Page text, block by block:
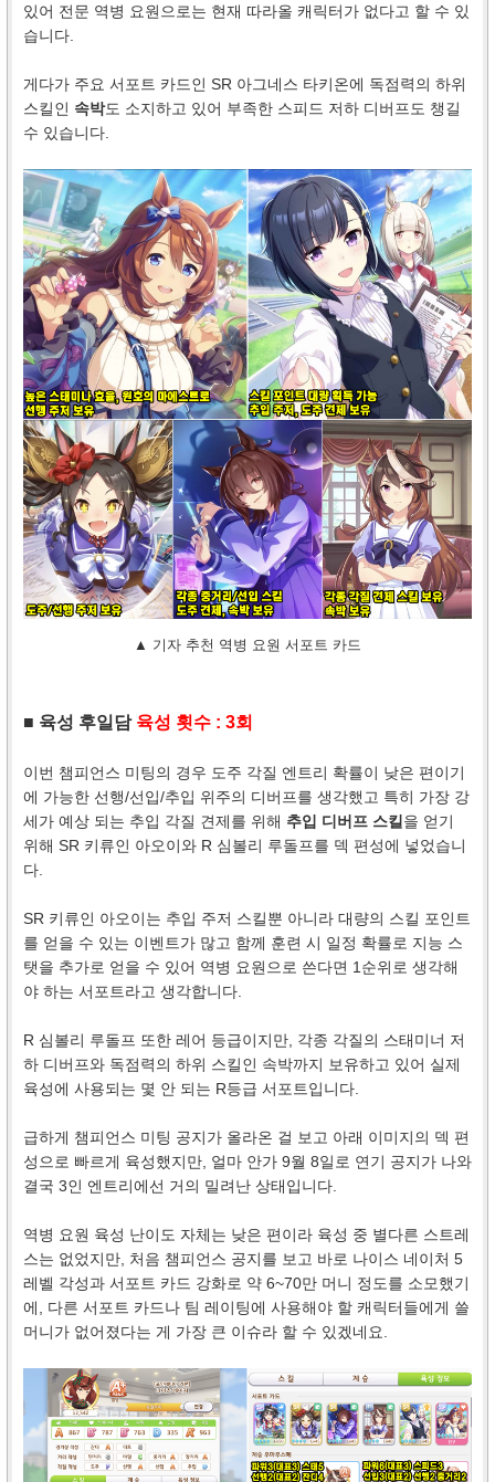
있어 전문 역병 요원으로는 현재 따라올 캐릭터가 없다고 할 수 있
습니다.
게다가 주요 서포트 카드인 SR 아그네스 타키온에 독점력의 하위
스킬인 속박도 소지하고 있어 부족한 스피드 저하 디버프도 챙길
수 있습니다.
▲ 기자 추천 역병 요원 서포트 카드
■ 육성 후일담 육성 횟수 : 3회
이번 챔피언스 미팅의 경우 도주 각질 엔트리 확률이 낮은 편이기
에 가능한 선행/선입/추입 위주의 디버프를 생각했고 특히 가장 강
세가 예상 되는 추입 각질 견제를 위해 추입 디버프 스킬을 얻기
위해 SR 키류인 아오이와 R 심볼리 루돌프를 덱 편성에 넣었습니
다.
SR 키류인 아오이는 추입 주저 스킬뿐 아니라 대량의 스킬 포인트
를 얻을 수 있는 이벤트가 많고 함께 훈련 시 일정 확률로 지능 스
탯을 추가로 얻을 수 있어 역병 요원으로 쓴다면 1순위로 생각해
야 하는 서포트라고 생각합니다.
R 심볼리 루돌프 또한 레어 등급이지만, 각종 각질의 스태미너 저
하 디버프와 독점력의 하위 스킬인 속박까지 보유하고 있어 실제
육성에 사용되는 몇 안 되는 R등급 서포트입니다.
급하게 챔피언스 미팅 공지가 올라온 걸 보고 아래 이미지의 덱 편
성으로 빠르게 육성했지만, 얼마 안가 9월 8일로 연기 공지가 나와
결국 3인 엔트리에선 거의 밀려난 상태입니다.
역병 요원 육성 난이도 자체는 낮은 편이라 육성 중 별다른 스트레
스는 없었지만, 처음 챔피언스 공지를 보고 바로 나이스 네이처 5
레벨 각성과 서포트 카드 강화로 약 6~70만 머니 정도를 소모했기
에, 다른 서포트 카드나 팀 레이팅에 사용해야 할 캐릭터들에게 쓸
머니가 없어졌다는 게 가장 큰 이슈라 할 수 있겠네요.